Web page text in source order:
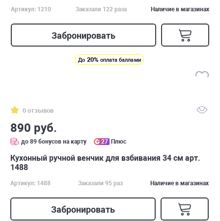
Артикул: 1210 Заказали 122 раза Наличие в магазинах
Забронировать
До 20% оплата баллами
0 отзывов
890 руб.
до 89 бонусов на карту 27 Плюс
Кухонный ручной венчик для взбивания 34 см арт.
1488
Артикул: 1488 Заказали 95 раз Наличие в магазинах
Забронировать